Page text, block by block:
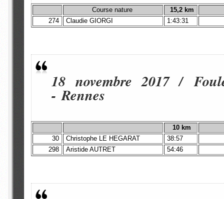
Course nature 15,2 km
274
Claudie GIORGI 1:43:31
18 novembre 2017 /
- Rennes
10 km
30
Christophe LE HEGARAT
38:57
298
Aristide AUTRET 54:46